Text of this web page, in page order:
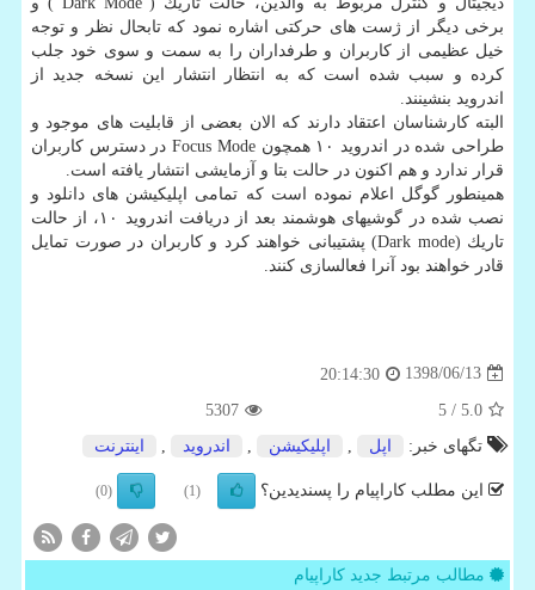
برخی دیگر از ژست های حركتی اشاره نمود كه تابحال نظر و توجه
خیل عظیمی از كاربران و طرفداران را به سمت و سوی خود جلب
كرده و سبب شده است كه به انتظار انتشار این نسخه جدید از
اندروید بنشینند.
البته كارشناسان اعتقاد دارند كه الان بعضی از قابلیت های موجود و
طراحی شده در اندروید ۱۰ همچون Focus Mode در دسترس كاربران
قرار ندارد و هم اكنون در حالت بتا و آزمایشی انتشار یافته است.
همینطور گوگل اعلام نموده است كه تمامی اپلیكیشن های دانلود و
نصب شده در گوشیهای هوشمند بعد از دریافت اندروید ۱۰، از حالت
تاریك (Dark mode) پشتیبانی خواهند كرد و كاربران در صورت تمایل
قادر خواهند بود آنرا فعالسازی كنند.
1398/06/13
20:14:30
5.0
/ 5
5307
تگهای خبر:
اپل اپلیكیشن اندروید اینترنت
این مطلب کاراپیام را پسندیدین؟ (1)
(0)
مطالب مرتبط جدید کاراپیام